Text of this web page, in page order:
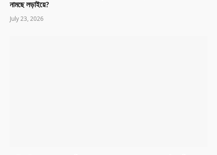
নামছে লড়াইয়ে?
July 23, 2026